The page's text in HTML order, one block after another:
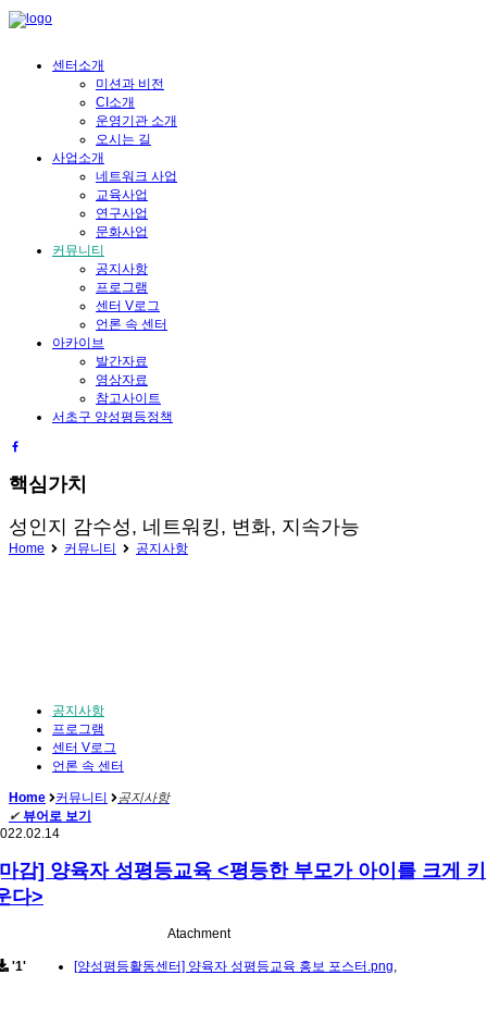
센터소개
미션과 비전
CI소개
운영기관 소개
오시는 길
사업소개
네트워크 사업
교육사업
연구사업
문화사업
커뮤니티
공지사항
프로그램
센터 V로그
언론 속 센터
아카이브
발간자료
영상자료
참고사이트
서초구 양성평등정책
핵심가치
성인지 감수성, 네트워킹, 변화, 지속가능
Home 커뮤니티 공지사항
공지사항
프로그램
센터 V로그
언론 속 센터
Home 커뮤니티
공지사항
✔ 뷰어로 보기
감] 양육자 성평등교육 <평등한 부모가 아이를 크게 키
다>
Atachment
'1' [양성평등활동센터] 양육자 성평등교육 홍보 포스터.png,